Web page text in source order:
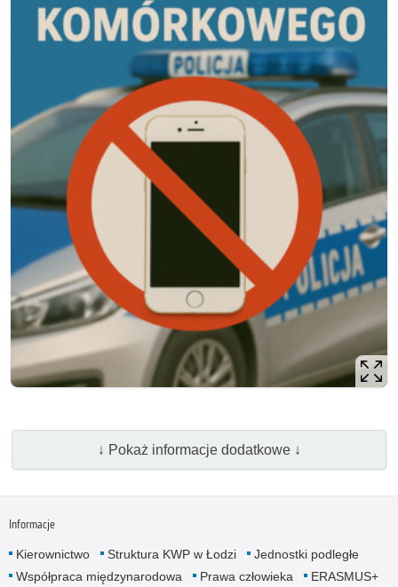
↓ Pokaż informacje dodatkowe ↓
Informacje
Kierownictwo Struktura KWP w Łodzi
Jednostki podległe
Współpraca międzynarodowa
Prawa człowieka
ERASMUS+